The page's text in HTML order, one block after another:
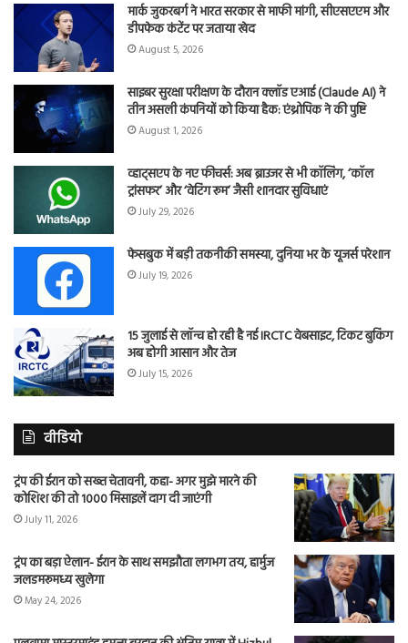
मार्क जुकरबर्ग ने भारत सरकार से माफी मांगी, सीएसएएम और
डीपफेक कंटेंट पर जताया खेद
August 5, 2026
साइबर सुरक्षा परीक्षण के दौरान क्लॉड एआई (Claude AI) ने
तीन असली कंपनियों को किया हैक: एंथ्रोपिक ने की पुष्टि
August 1, 2026
व्हाट्सएप के नए फीचर्स: अब ब्राउजर से भी कॉलिंग, ‘कॉल
ट्रांसफर’ और ‘वेटिंग रूम’ जैसी शानदार सुविधाएं
July 29, 2026
फेसबुक में बड़ी तकनीकी समस्या, दुनिया भर के यूजर्स परेशान
July 19, 2026
15 जुलाई से लॉन्च हो रही है नई IRCTC वेबसाइट, टिकट बुकिंग
अब होगी आसान और तेज
July 15, 2026
वीडियो
ट्रंप की ईरान को सख्त चेतावनी, कहा- अगर मुझे मारने की
कोशिश की तो 1000 मिसाइलें दाग दी जाएंगी
July 11, 2026
ट्रंप का बड़ा ऐलान- ईरान के साथ समझौता लगभग तय, हार्मुज
जलडमरूमध्य खुलेगा
May 24, 2026